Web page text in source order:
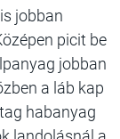
jobban
picit be
jobban
a láb kap
habanyag